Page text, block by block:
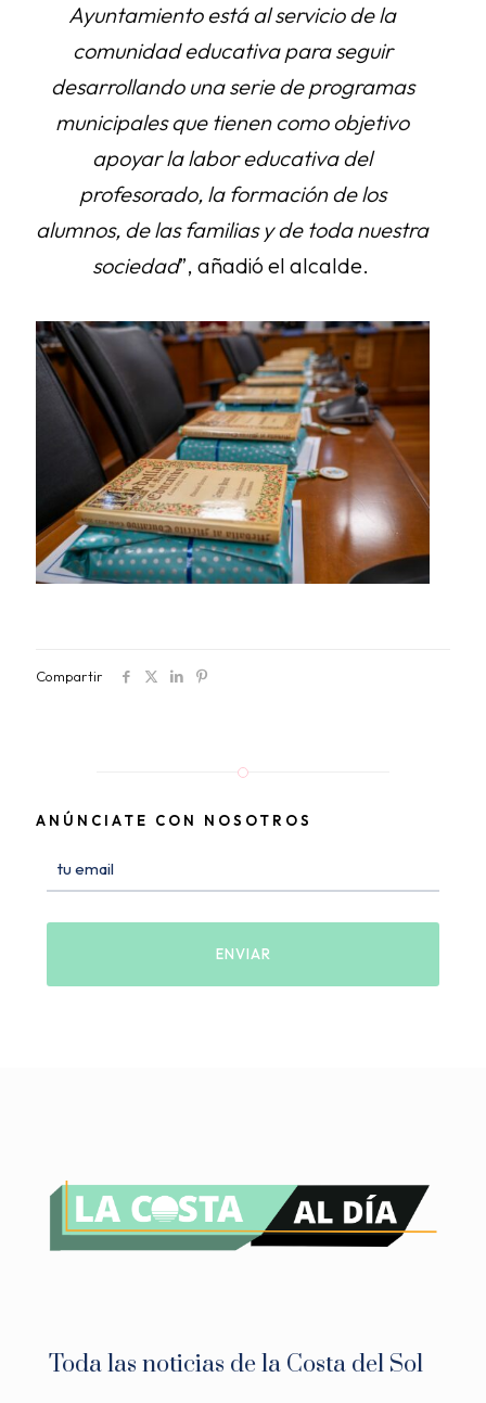
Ayuntamiento está al servicio de la
comunidad educativa para seguir
desarrollando una serie de programas
municipales que tienen como objetivo
apoyar la labor educativa del
profesorado, la formación de los
alumnos, de las familias y de toda nuestra
sociedad”, añadió el alcalde.
Compartir
ANÚNCIATE CON NOSOTROS
Toda las noticias de la Costa del Sol